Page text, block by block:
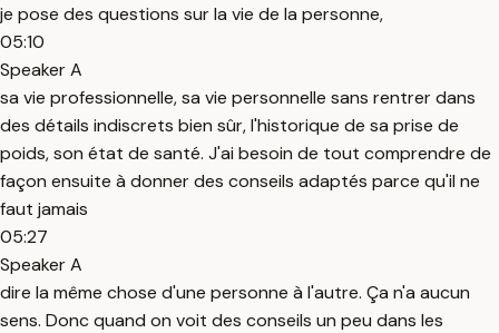
je pose des questions sur la vie de la personne,
05:10
Speaker A
sa vie professionnelle, sa vie personnelle sans rentrer dans
des détails indiscrets bien sûr, l'historique de sa prise de
poids, son état de santé. J'ai besoin de tout comprendre de
façon ensuite à donner des conseils adaptés parce qu'il ne
faut jamais
05:27
Speaker A
dire la même chose d'une personne à l'autre. Ça n'a aucun
sens. Donc quand on voit des conseils un peu dans les